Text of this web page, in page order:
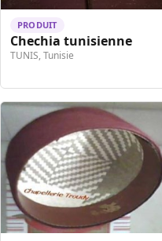
PRODUIT
Chechia tunisienne
TUNIS, Tunisie